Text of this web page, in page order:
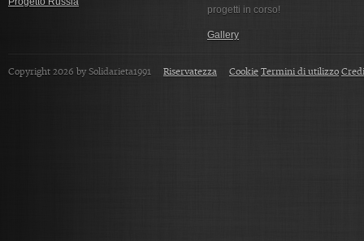
progetti in corso!
Gallery
Copyright 2026 by Solidarieta1991 Riservatezza Cookie Termini di utilizzo